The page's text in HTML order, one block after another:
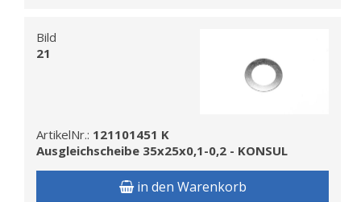
Bild
21
ArtikelNr.: 121101451 K
Ausgleichscheibe 35x25x0,1-0,2 - KONSUL
in den Warenkorb